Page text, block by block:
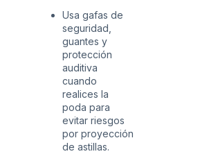
Usa gafas de
seguridad,
guantes y
protección
auditiva
cuando
realices la
poda para
evitar riesgos
por proyección
de astillas.